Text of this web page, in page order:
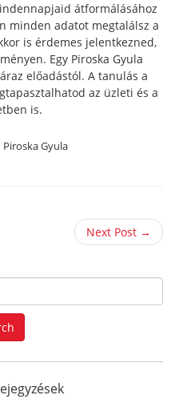
átformálásához
minden adatot megtalálsz a
is érdemes jelentkezned,
Egy Piroska Gyula
előadástól. A tanulás a
az üzleti és a
is.
Piroska Gyula
Next Post →